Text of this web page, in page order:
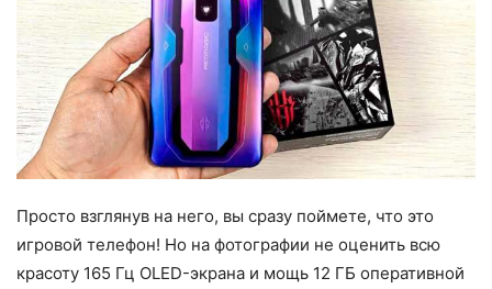
Просто взглянув на него, вы сразу поймете, что это
игровой телефон! Но на фотографии не оценить всю
красоту 165 Гц OLED-экранa и мощь 12 ГБ оперативной